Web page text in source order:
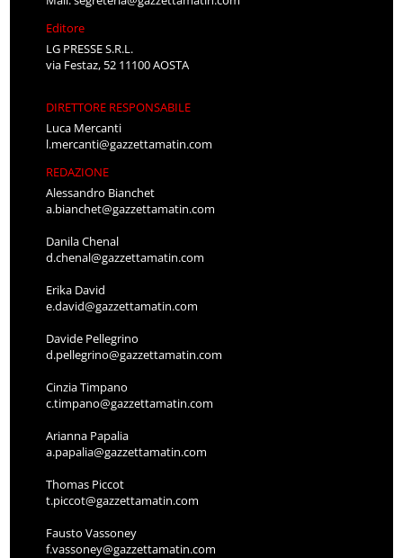
Editore
LG PRESSE S.R.L.
via Festaz, 52 11100 AOSTA
DIRETTORE RESPONSABILE
Luca Mercanti
l.mercanti@gazzettamatin.com
REDAZIONE
Alessandro Bianchet
a.bianchet@gazzettamatin.com
Danila Chenal
d.chenal@gazzettamatin.com
Erika David
e.david@gazzettamatin.com
Davide Pellegrino
d.pellegrino@gazzettamatin.com
Cinzia Timpano
c.timpano@gazzettamatin.com
Arianna Papalia
a.papalia@gazzettamatin.com
Thomas Piccot
t.piccot@gazzettamatin.com
Fausto Vassoney
f.vassoney@gazzettamatin.com